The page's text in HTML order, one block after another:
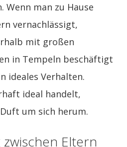
Wenn man zu Hause
vernachlässigt,
mit großen
in Tempeln beschäftigt
ideales Verhalten.
ideal handelt,
um sich herum.
Eltern